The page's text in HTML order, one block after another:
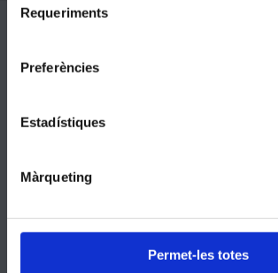
Requeriments
Preferències
Estadístiques
Màrqueting
Permet-les totes
933112161
prevencio@santandreu.manyanet.org
8:30-10:30 Dilluns a divendres